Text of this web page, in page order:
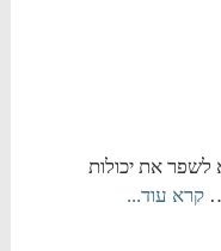
לשפר את יכולות
קרא עוד...